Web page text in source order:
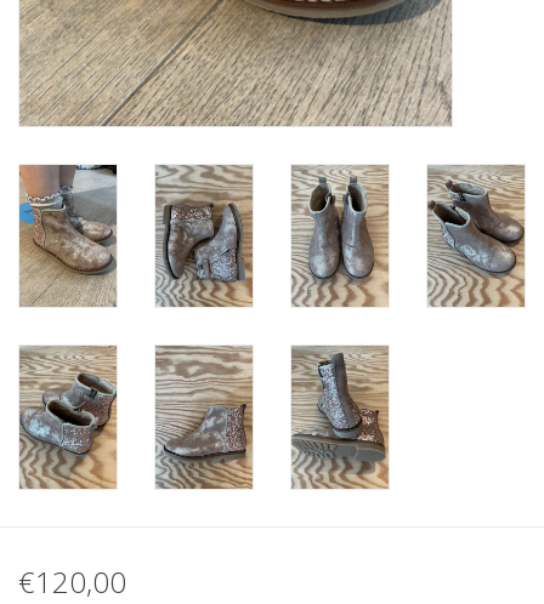
#MYCLIENTSARETHECUTEST
€120,00